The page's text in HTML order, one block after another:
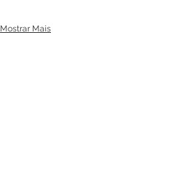
Mostrar Mais